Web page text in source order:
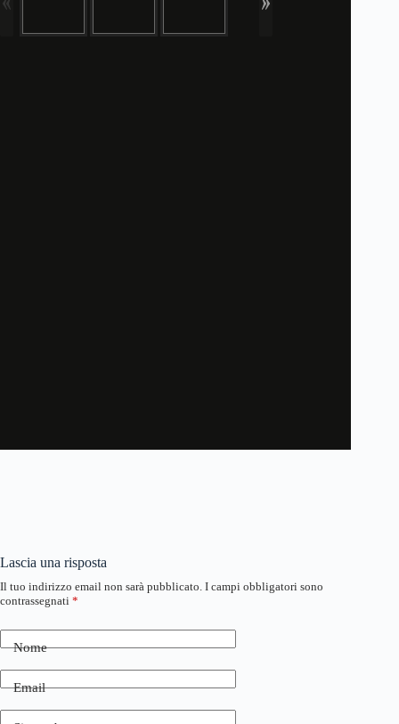
Lascia una risposta
Il tuo indirizzo email non sarà pubblicato. I campi obbligatori sono
contrassegnati *
Nome
Email